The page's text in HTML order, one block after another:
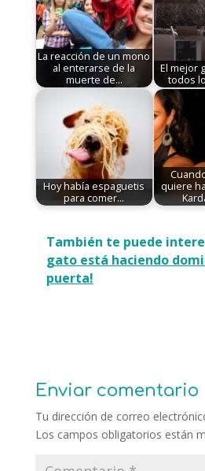
La reacción de un mono
al enterarse de la
muerte de…
El mejor
todos
Hoy había espaguetis
para comer...
quiere
También te puede
gato está haciendo
puerta!
Enviar comentario
Tu dirección de correo
Los campos obligatorios están